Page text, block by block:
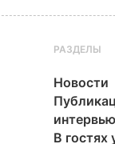
РАЗДЕЛЫ
Новости
интервью
В гостях